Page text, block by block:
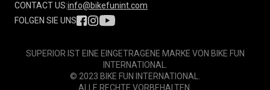
CONTACT US:info@bikefunint.com
FOLGEN SIE UNS
SUPERIOR IST EINE EINGETRAGENE MARKE VON BIKE FUN
INTERNATIONAL.
© 2023 BIKE FUN INTERNATIONAL.
ALLE RECHTE VORBEHALTEN.